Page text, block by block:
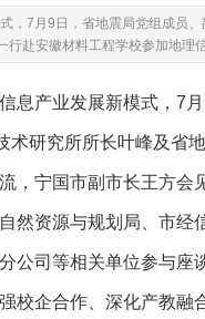
，7月9日，省地震局党组成员
赴安徽材料工程学校参加地理
息产业发展新模式，7
研究所所长叶峰及省
，宁国市副市长王方会
然资源与规划局、市经
公司等相关单位参与座
校企合作、深化产教融